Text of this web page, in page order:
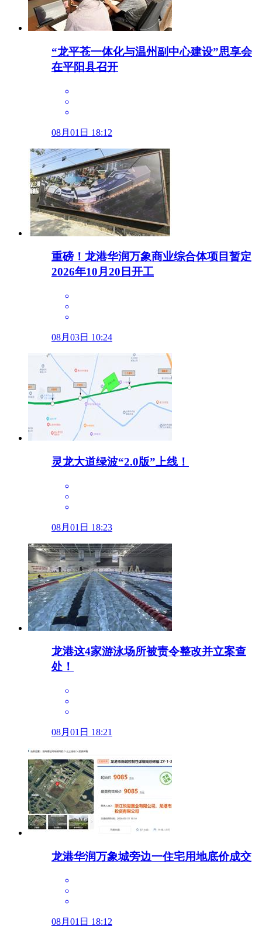
“龙平苍一体化与温州副中心建设”思享会
在平阳县召开
08月01日 18:12
重磅！龙港华润万象商业综合体项目暂定
2026年10月20日开工
08月03日 10:24
灵龙大道绿波“2.0版”上线！
08月01日 18:23
龙港这4家游泳场所被责令整改并立案查
处！
08月01日 18:21
龙港华润万象城旁边一住宅用地底价成交
08月01日 18:12